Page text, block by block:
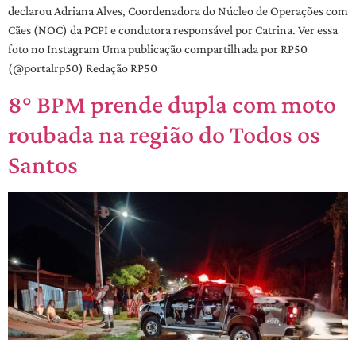
declarou Adriana Alves, Coordenadora do Núcleo de Operações com
Cães (NOC) da PCPI e condutora responsável por Catrina. Ver essa
foto no Instagram Uma publicação compartilhada por RP50
(@portalrp50) Redação RP50
8° BPM prende dupla com moto
roubada na região do Todos os
Santos